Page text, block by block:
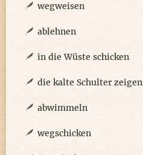
wegweisen
ablehnen
in die Wüste schicken
die kalte Schulter zeigen
abwimmeln
wegschicken